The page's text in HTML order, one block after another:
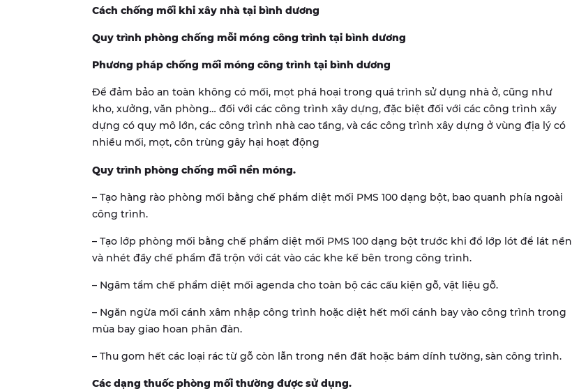
Cách chống mối khi xây nhà tại bình dương
Quy trình phòng chống mỗi móng công trình tại bình dương
Phương pháp chống mối móng công trình tại bình dương
Để đảm bảo an toàn không có mối, mọt phá hoại trong quá trình sử dụng nhà ở, cũng như
kho, xưởng, văn phòng… đối với các công trình xây dựng, đặc biệt đối với các công trình xây
dựng có quy mô lớn, các công trình nhà cao tầng, và các công trình xây dựng ở vùng địa lý có
nhiều mối, mọt, côn trùng gây hại hoạt động
Quy trình phòng chống mối nền móng.
– Tạo hàng rào phòng mối bằng chế phẩm diệt mối PMS 100 dạng bột, bao quanh phía ngoài
công trình.
– Tạo lớp phòng mối bằng chế phẩm diệt mối PMS 100 dạng bột trước khi đổ lớp lót để lát nền
và nhét đầy chế phẩm đã trộn với cát vào các khe kế bên trong công trình.
– Ngâm tẩm chế phẩm diệt mối agenda cho toàn bộ các cấu kiện gỗ, vật liệu gỗ.
– Ngăn ngừa mối cánh xâm nhập công trình hoặc diệt hết mối cánh bay vào công trình trong
mùa bay giao hoan phân đàn.
– Thu gom hết các loại rác từ gỗ còn lẫn trong nền đất hoặc bám dính tường, sàn công trình.
Các dạng thuốc phòng mối thường được sử dụng.